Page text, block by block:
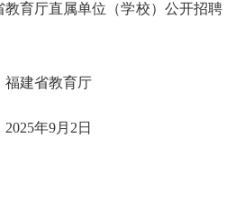
教育厅直属单位（学校）公开招聘
福建省教育厅
2025年9月2日